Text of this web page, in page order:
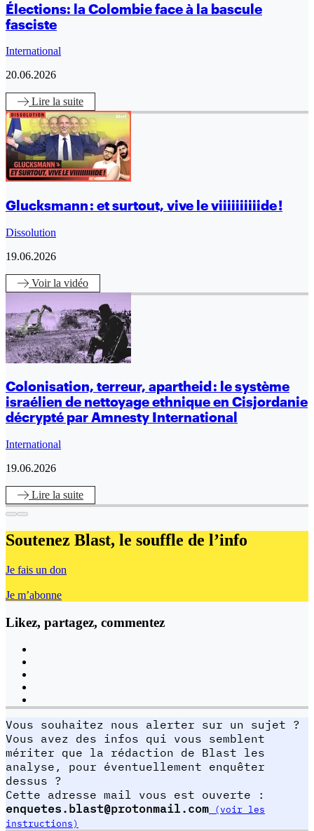
Élections: la Colombie face à la bascule
fasciste
International
20.06.2026
Lire la suite
Glucksmann : et surtout, vive le viiiiiiiiiide !
Dissolution
19.06.2026
Voirla vidéo
Colonisation, terreur, apartheid : le système
israélien de nettoyage ethnique en Cisjordanie
décrypté par Amnesty International
International
19.06.2026
Lire la suite
Soutenez Blast, le souffle de l’info
Je fais un don
Je m’abonne
Likez, partagez, commentez
Vous souhaitez nous alerter sur un sujet ?
Vous avez des infos qui vous semblent
mériter que la rédaction de Blast les
analyse, pour éventuellement enquêter
dessus ?
Cette adresse mail vous est ouverte :
enquetes.blast@protonmail.com (voir les
instructions)